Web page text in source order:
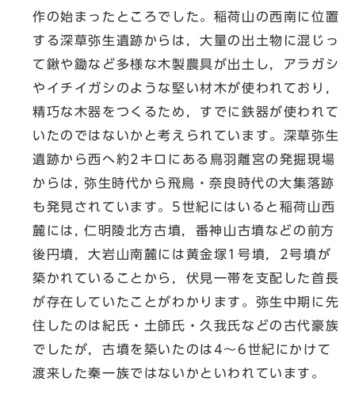
作の始まったところでした。稲荷山の西南に位置
する深草弥生遺跡からは，大量の出土物に混じっ
て鍬や鋤など多様な木製農具が出土し，アラガシ
やイチイガシのような堅い材木が使われており，
精巧な木器をつくるため，すでに鉄器が使われて
いたのではないかと考えられています。深草弥生
遺跡から西へ約2キロにある鳥羽離宮の発掘現場
からは, 弥生時代から飛鳥・奈良時代の大集落跡
も発見されています。5世紀にはいると稲荷山西
麓には, 仁明陵北方古墳，番神山古墳などの前方
後円墳，大岩山南麓には黄金塚1号墳，2号墳が
築かれていることから，伏見一帯を支配した首長
が存在していたことがわかります。弥生中期に先
住したのは紀氏・土師氏・久我氏などの古代豪族
でしたが，古墳を築いたのは4～6世紀にかけて
渡来した秦一族ではないかといわれています。